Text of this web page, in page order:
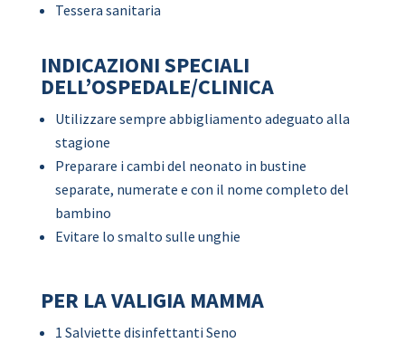
Tessera sanitaria
INDICAZIONI SPECIALI
DELL’OSPEDALE/CLINICA
Utilizzare sempre abbigliamento adeguato alla
stagione
Preparare i cambi del neonato in bustine
separate, numerate e con il nome completo del
bambino
Evitare lo smalto sulle unghie
PER LA VALIGIA MAMMA
1 Salviette disinfettanti Seno